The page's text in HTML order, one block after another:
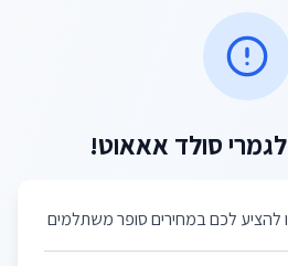
סולד אאאוט!
להציע לכם במחירים סופר משתלמים